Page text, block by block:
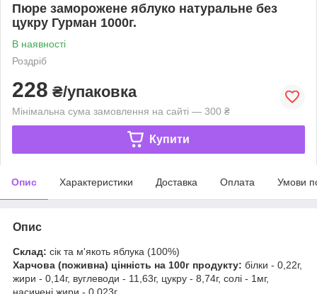
Пюре заморожене яблуко натуральне без
цукру Гурман 1000г.
В наявності
Роздріб
228 ₴/упаковка
Мінімальна сума замовлення на сайті — 300 ₴
Купити
Опис Характеристики Доставка Оплата Умови
Опис
Склад: сік та м'якоть яблука (100%)
Харчова (поживна) цінність на 100г продукту: білки - 0,22г,
жири - 0,14г, вуглеводи - 11,63г, цукру - 8,74г, солі - 1мг,
насичені жири - 0,023г